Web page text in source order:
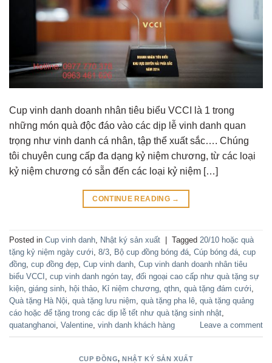
Cup vinh danh doanh nhân tiêu biểu VCCI là 1 trong
những món quà độc đáo vào các dịp lễ vinh danh quan
trọng như vinh danh cá nhân, tập thể xuất sắc…. Chúng
tôi chuyên cung cấp đa dạng kỷ niệm chương, từ các loại
kỷ niệm chương có sẵn đến các loại kỷ niệm […]
CONTINUE READING →
Posted in Cup vinh danh, Nhật ký sản xuất Tagged 20/10 hoặc quà
tặng kỷ niệm ngày cưới, 8/3, Bộ cup đồng bóng đá, Cúp bóng đá, cup
đồng, cup đồng đẹp, Cup vinh danh, Cup vinh danh doanh nhân tiêu
biểu VCCI , cup vinh danh ngón tay, đối ngoại cao cấp như quà tặng sự
kiện, giáng sinh, hội thảo, Kỉ niệm chương, qthn, quà tặng đám cưới,
Quà tặng Hà Nội, quà tặng lưu niệm, quà tặng pha lê, quà tặng quảng
cáo hoặc để tặng trong các dịp lễ tết như quà tặng sinh nhật,
quatanghanoi, Valentine, vinh danh khách hàng Leave a comment
CUP ĐỒNG,NHẬT KÝ SẢN XUẤT